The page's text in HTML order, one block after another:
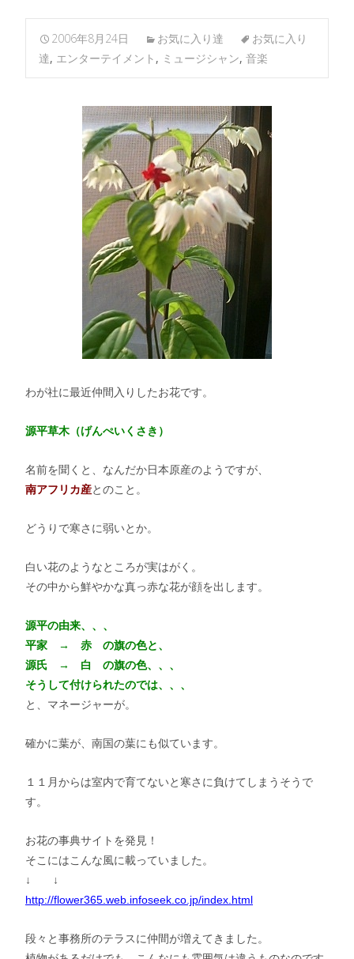
2006年8月24日 お気に入り達
お気に入り
達, エンターテイメント , ミュージシャン, 音楽
わが社に最近仲間入りしたお花です。
源平草木（げんぺいくさき）
名前を聞くと、なんだか日本原産のようですが、
南アフリカ産とのこと。
どうりで寒さに弱いとか。
白い花のようなところが実はがく。
その中から鮮やかな真っ赤な花が顔を出します。
源平の由来、、、
平家 → 赤 の旗の色と、
源氏 → 白 の旗の色、、、
そうして付けられたのでは、、、
と、マネージャーが。
確かに葉が、南国の葉にも似ています。
１１月からは室内で育てないと寒さに負けてしまうそうで
す。
お花の事典サイトを発見！
そこにはこんな風に載っていました。
↓ ↓
http://flower365.web.infoseek.co.jp/index.html
段々と事務所のテラスに仲間が増えてきました。